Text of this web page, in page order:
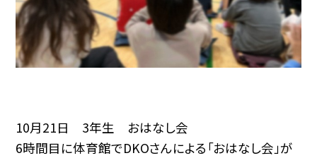
10月21日 3年生 おはなし会
6時間目に体育館でDKOさんによる「おはなし会」が